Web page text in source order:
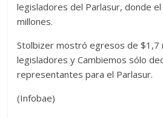
legisladores del Parlasur, donde
millones.
Stolbizer mostró egresos de $1,7
legisladores y Cambiemos sólo
representantes para el Parlasur.
(Infobae)